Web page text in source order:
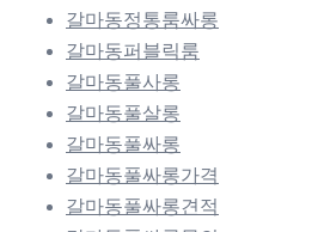
갈마동정통룸싸롱
갈마동퍼블릭룸
갈마동풀사롱
갈마동풀살롱
갈마동풀싸롱
갈마동풀싸롱가격
갈마동풀싸롱견적